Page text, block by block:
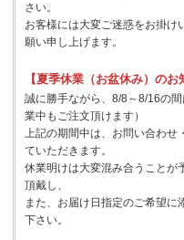
さい。
お客様には大変ご迷惑をお掛け
願い申し上げます。
【夏季休業（お盆休み）のお
誠に勝手ながら、8/8～8/16の
業中もご注文頂けます）
上記の期間中は、お問い合わせ
ていただきます。
休業明けは大変混み合うことが
頂戴し、
また、お届け日指定のご希望
下さい。